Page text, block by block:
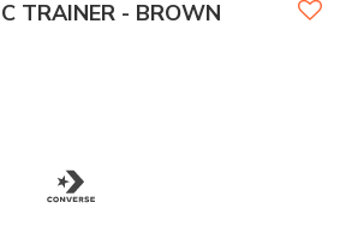
TRAINER - BROWN